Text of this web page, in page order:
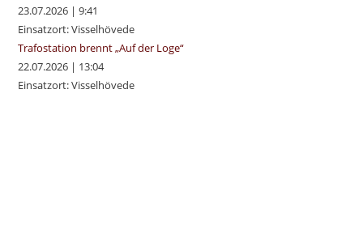
23.07.2026 |9:41
Einsatzort: Visselhövede
Trafostation brennt „Auf der Loge“
22.07.2026 | 13:04
Einsatzort: Visselhövede